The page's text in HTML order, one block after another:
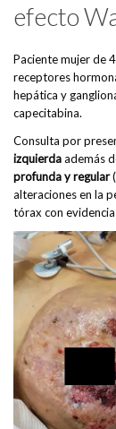
efecto
Paciente mujer de
receptores
hepática y
capecitabina.
Consulta por
izquierdaademás
profunda y regular(
alteraciones en la
tórax con